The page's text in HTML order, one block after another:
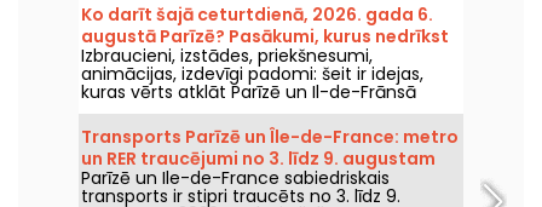
Ko darīt šajā ceturtdienā, 2026. gada 6.
augustā Parīzē? Pasākumi, kurus nedrīkst
palaist garām
Izbraucieni, izstādes, priekšnesumi,
animācijas, izdevīgi padomi: šeit ir idejas,
kuras vērts atklāt Parīzē un Il-de-Frānsā
ceturtdien, 6. augustā 2026.
Transports Parīzē un Île-de-France: metro
un RER traucējumi no 3. līdz 9. augustam
2026
Parīzē un Ile-de-France sabiedriskais
transports ir stipri traucēts no 3. līdz 9.